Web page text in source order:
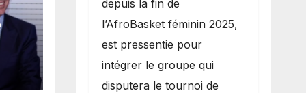
la
depuis la fin de
l’AfroBasket féminin 2025,
est pressentie pour
intégrer le groupe qui
disputera le tournoi de